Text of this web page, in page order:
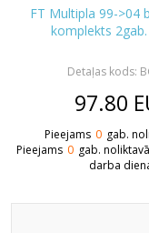
FT Multipla 99->04
komplekts
Detaļas kods:
97.80
Pieejams 0 gab.
Pieejams 0 gab.
darba